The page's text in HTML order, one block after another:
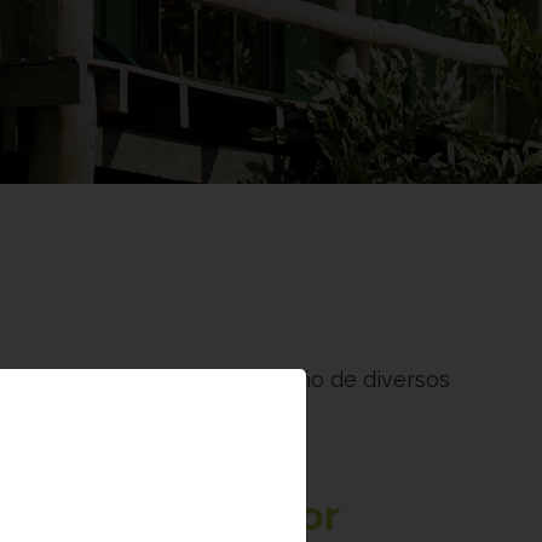
e conta com a participação de diversos
é composta por